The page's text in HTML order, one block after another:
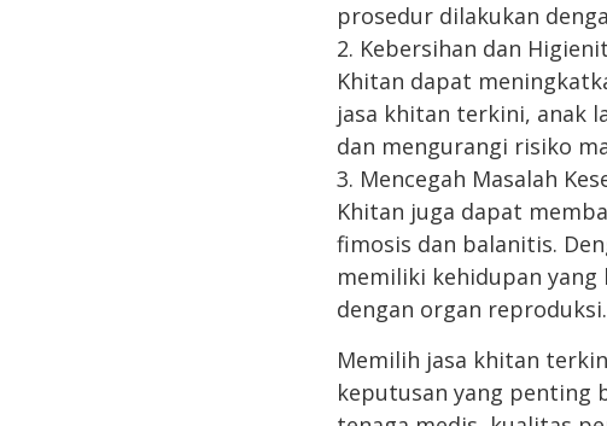
prosedur dilakukan
2. Kebersihan dan
Khitan dapat
jasa khitan terkini, anak
dan mengurangi risiko
3. Mencegah Masalah
Khitan juga dapat
fimosis dan balanitis.
memiliki kehidupan
dengan organ reproduksi.
Memilih jasa khitan
keputusan yang penting